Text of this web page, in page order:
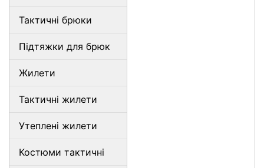
Тактичні брюки
Підтяжки для брюк
Жилети
Тактичні жилети
Утеплені жилети
Костюми тактичні